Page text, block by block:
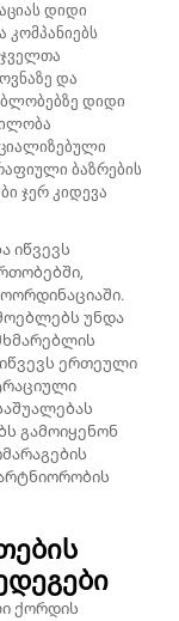
დიდი
და
დიდი
ბაზრების
ჯერ კიდევა
იწვევს
უნდა
ერთეული
გამოიყენონ
ქორდის